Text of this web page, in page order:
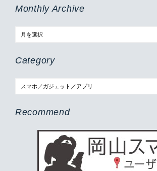
Monthly Archive
Category
Recommend